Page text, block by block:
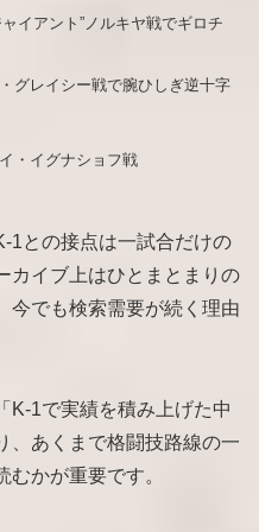
イアント”ノルキヤ戦でギロチ
グレイシー戦で腕ひしぎ逆十字
・イグナショフ戦
1との接点は一試合だけの
カイブ上はひとまとまりの
今でも検索需要が続く理由
K-1で実績を積み上げた中
、あくまで格闘技路線の一
かが重要です。